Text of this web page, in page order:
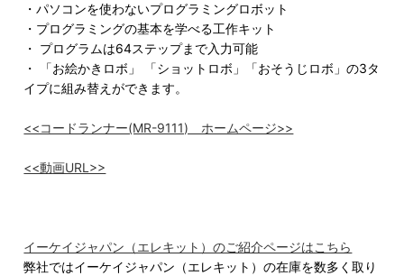
・パソコンを使わないプログラミングロボット
・プログラミングの基本を学べる工作キット
・ プログラムは64ステップまで入力可能
・ 「お絵かきロボ」 「ショットロボ」「おそうじロボ」の3タ
イプに組み替えができます。
<<コードランナー(MR-9111) ホームページ>>
<<動画URL>>
イーケイジャパン（エレキット）のご紹介ページはこちら
弊社ではイーケイジャパン（エレキット）の在庫を数多く取り